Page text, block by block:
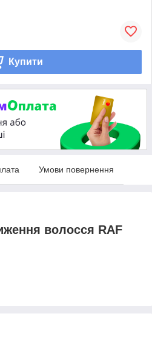
Купити
Умови повернення
волосся RAF